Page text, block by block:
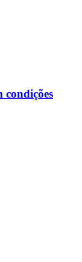
condições